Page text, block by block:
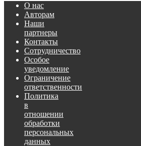
О нас
Авторам
Наши
партнеры
Контакты
Сотрудничество
Особое
уведомление
Ограничение
ответственности
Политика
в
отношении
обработки
персональных
данных